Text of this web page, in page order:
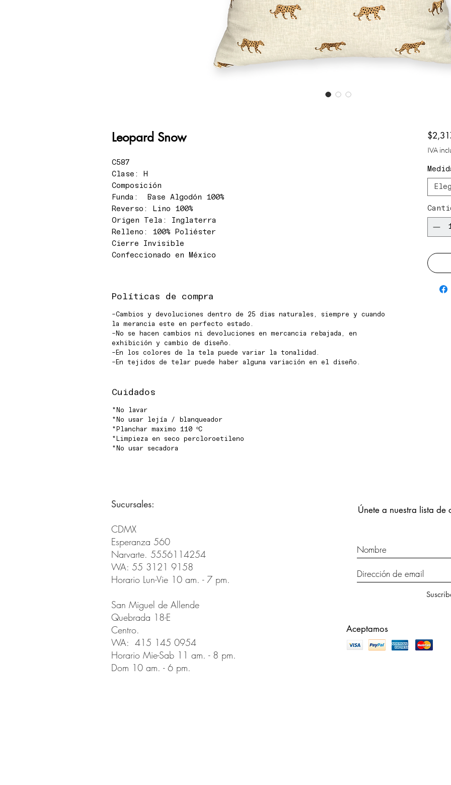
Leopard Snow
C587
Clase: H
Composición
Funda: Base Algodón 100%
Reverso: Lino 100%
Origen Tela: Inglaterra
Relleno: 100% Poliéster
Cierre Invisible
Confeccionado en México
Políticas de compra
-Cambios y devoluciones dentro de 25 dias naturales, siempre y cuando
la merancia este en perfecto estado.
-No se hacen cambios ni devoluciones en mercancia rebajada, en
exhibición y cambio de diseño.
-En los colores de la tela puede variar la tonalidad.
-En tejidos de telar puede haber alguna variación en el diseño.
Cuidados
*No lavar
*No usar lejía / blanqueador
*Planchar maximo 110 ºC
*Limpieza en seco percloroetileno
*No usar secadora
IVA
Sucursales:
CDMX
Esperanza 560
Narvarte. 5556114254
WA: 55 3121 9158
Horario Lun-Vie 10 am. - 7 pm.
San Miguel de Allende
Quebrada 18-E
Centro.
WA: 415 145 0954
Horario Mie-Sab 11 am. - 8 pm.
Dom 10 am. - 6 pm.
Únete a nuestra lista de
Aceptamos